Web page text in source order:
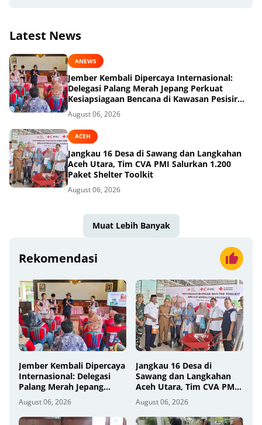
Latest News
ANEWS
Jember Kembali Dipercaya Internasional:
Delegasi Palang Merah Jepang Perkuat
Kesiapsiagaan Bencana di Kawasan Pesisir
dan Sekolah
August 06, 2026
ACEH
Jangkau 16 Desa di Sawang dan Langkahan
Aceh Utara, Tim CVA PMI Salurkan 1.200
Paket Shelter Toolkit
August 06, 2026
Muat Lebih Banyak
Rekomendasi
Jember Kembali Dipercaya
Internasional: Delegasi
Palang Merah Jepang
Perkuat Kesiapsiagaan
Bencana di Kawasan
Pesisir dan Sekolah
August 06, 2026
Jangkau 16 Desa di
Sawang dan Langkahan
Aceh Utara, Tim CVA PMI
Salurkan 1.200 Paket
Shelter Toolkit
August 06, 2026